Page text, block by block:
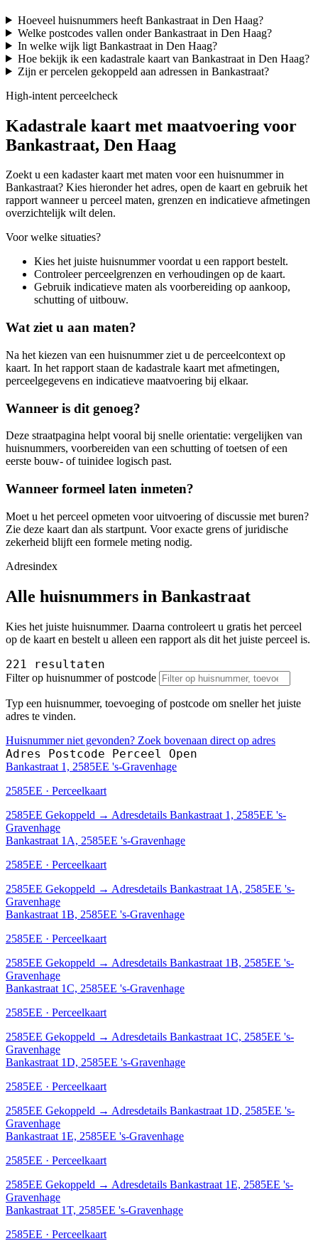
Hoeveel huisnummers heeft Bankastraat in Den Haag?
Welke postcodes vallen onder Bankastraat in Den Haag?
In welke wijk ligt Bankastraat in Den Haag?
Hoe bekijk ik een kadastrale kaart van Bankastraat in Den Haag?
Zijn er percelen gekoppeld aan adressen in Bankastraat?
High-intent perceelcheck
Kadastrale kaart met maatvoering voor
Bankastraat, Den Haag
Zoekt u een kadaster kaart met maten voor een huisnummer in
Bankastraat? Kies hieronder het adres, open de kaart en gebruik het
rapport wanneer u perceel maten, grenzen en indicatieve afmetingen
overzichtelijk wilt delen.
Voor welke situaties?
Kies het juiste huisnummer voordat u een rapport bestelt.
Controleer perceelgrenzen en verhoudingen op de kaart.
Gebruik indicatieve maten als voorbereiding op aankoop,
schutting of uitbouw.
Wat ziet u aan maten?
Na het kiezen van een huisnummer ziet u de perceelcontext op
kaart. In het rapport staan de kadastrale kaart met afmetingen,
perceelgegevens en indicatieve maatvoering bij elkaar.
Wanneer is dit genoeg?
Deze straatpagina helpt vooral bij snelle orientatie: vergelijken van
huisnummers, voorbereiden van een schutting of toetsen of een
eerste bouw- of tuinidee logisch past.
Wanneer formeel laten inmeten?
Moet u het perceel opmeten voor uitvoering of discussie met buren?
Zie deze kaart dan als startpunt. Voor exacte grens of juridische
zekerheid blijft een formele meting nodig.
Adresindex
Alle huisnummers in Bankastraat
Kies het juiste huisnummer. Daarna controleert u gratis het perceel
op de kaart en bestelt u alleen een rapport als dit het juiste perceel is.
221 resultaten
Filter op huisnummer of postcode
Typ een huisnummer, toevoeging of postcode om sneller het juiste
adres te vinden.
Huisnummer niet gevonden? Zoek bovenaan direct op adres
Adres Postcode Perceel Open
Bankastraat 1, 2585EE 's-Gravenhage
2585EE · Perceelkaart
2585EE Gekoppeld → Adresdetails Bankastraat 1, 2585EE 's-
Gravenhage
Bankastraat 1A, 2585EE 's-Gravenhage
2585EE · Perceelkaart
2585EE Gekoppeld → Adresdetails Bankastraat 1A, 2585EE 's-
Gravenhage
Bankastraat 1B, 2585EE 's-Gravenhage
2585EE · Perceelkaart
2585EE Gekoppeld → Adresdetails Bankastraat 1B, 2585EE 's-
Gravenhage
Bankastraat 1C, 2585EE 's-Gravenhage
2585EE · Perceelkaart
2585EE Gekoppeld → Adresdetails Bankastraat 1C, 2585EE 's-
Gravenhage
Bankastraat 1D, 2585EE 's-Gravenhage
2585EE · Perceelkaart
2585EE Gekoppeld → Adresdetails Bankastraat 1D, 2585EE 's-
Gravenhage
Bankastraat 1E, 2585EE 's-Gravenhage
2585EE · Perceelkaart
2585EE Gekoppeld → Adresdetails Bankastraat 1E, 2585EE 's-
Gravenhage
Bankastraat 1T, 2585EE 's-Gravenhage
2585EE · Perceelkaart